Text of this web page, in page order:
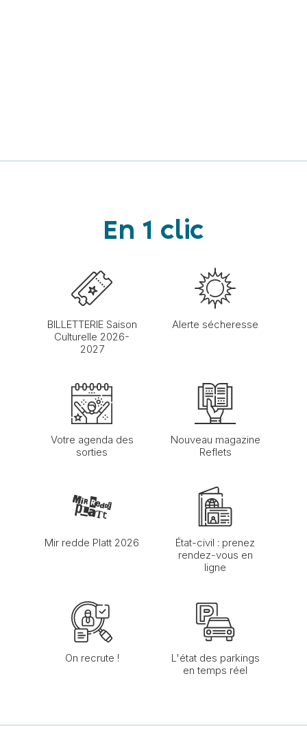
En 1 clic
BILLETTERIE Saison
Culturelle 2026-
2027
Alerte sécheresse
Votre agenda des
sorties
Nouveau magazine
Reflets
Mir redde Platt 2026
État-civil : prenez
rendez-vous en
ligne
On recrute !
L'état des parkings
en temps réel